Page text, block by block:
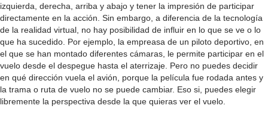
izquierda, derecha, arriba y abajo y tener la impresión de participar
directamente en la acción. Sin embargo, a diferencia de la tecnología
de la realidad virtual, no hay posibilidad de influir en lo que se ve o lo
que ha sucedido. Por ejemplo, la empreasa de un piloto deportivo, en
el que se han montado diferentes cámaras, le permite participar en el
vuelo desde el despegue hasta el aterrizaje. Pero no puedes decidir
en qué dirección vuela el avión, porque la película fue rodada antes y
la trama o ruta de vuelo no se puede cambiar. Eso si, puedes elegir
libremente la perspectiva desde la que quieras ver el vuelo.